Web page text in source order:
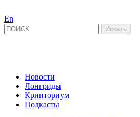
En
Новости
Лонгриды
Крипториум
Подкасты